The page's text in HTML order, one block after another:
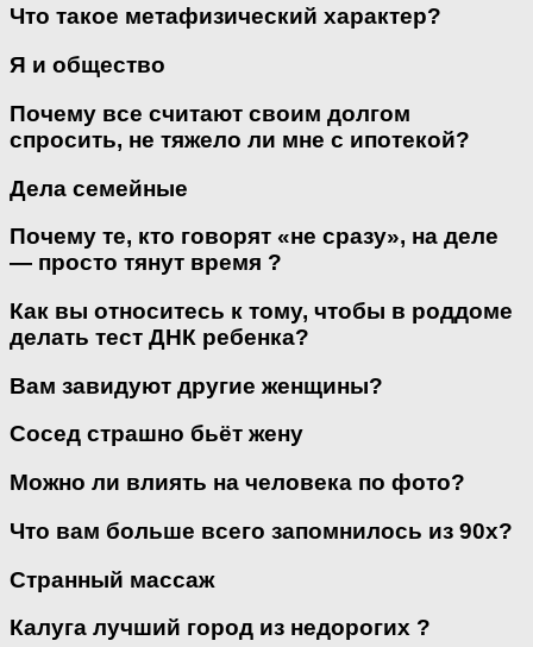
Что такое метафизический характер?
Я и общество
Почему все считают своим долгом
спросить, не тяжело ли мне с ипотекой?
Дела семейные
Почему те, кто говорят «не сразу», на деле
— просто тянут время ?
Как вы относитесь к тому, чтобы в роддоме
делать тест ДНК ребенка?
Вам завидуют другие женщины?
Сосед страшно бьёт жену
Можно ли влиять на человека по фото?
Что вам больше всего запомнилось из 90х?
Странный массаж
Калуга лучший город из недорогих ?